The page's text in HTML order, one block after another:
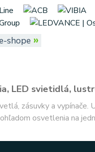
shope »
LED svietidlá,
zásuvky a
osvetlenia na